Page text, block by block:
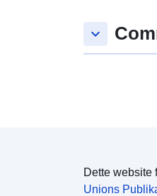
keyboard_arrow_down
Dette website
Unions